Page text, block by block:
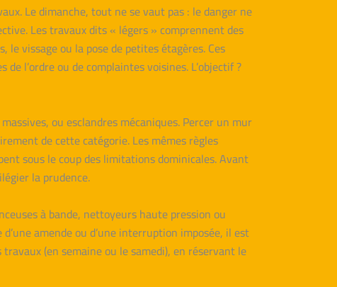
Le dimanche, tout ne se vaut pas : le danger ne
Les travaux dits « légers » comprennent des
vissage ou la pose de petites étagères. Ces
l’ordre ou de complaintes voisines. L’objectif ?
ou esclandres mécaniques. Percer un mur
de cette catégorie. Les mêmes règles
sous le coup des limitations dominicales. Avant
la prudence.
à bande, nettoyeurs haute pression ou
amende ou d’une interruption imposée, il est
(en semaine ou le samedi), en réservant le